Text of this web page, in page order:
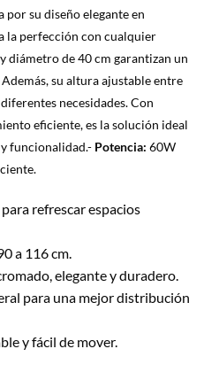
por su diseño elegante en
la perfección con cualquier
diámetro de 40 cm garantizan un
su altura ajustable entre
necesidades. Con
eficiente, es la solución ideal
funcionalidad.- Potencia: 60W
refrescar espacios
a 116 cm.
elegante y duradero.
para una mejor distribución
y fácil de mover.